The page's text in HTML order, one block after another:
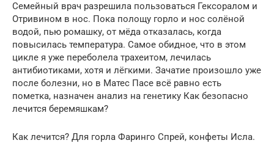
Семейный врач разрешила пользоваться Гексоралом и
Отривином в нос. Пока полощу горло и нос солёной
водой, пью ромашку, от мёда отказалась, когда
повысилась температура. Самое обидное, что в этом
цикле я уже переболела трахеитом, лечилась
антибиотиками, хотя и лёгкими. Зачатие произошло уже
после болезни, но в Матес Пасе всё равно есть
пометка, назначен анализ на генетику Как безопасно
лечится беремяшкам?
Как лечится? Для горла Фаринго Спрей, конфеты Исла.